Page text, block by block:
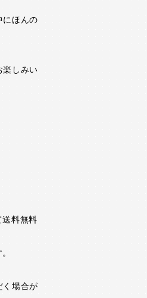
にほんの
楽しみい
送料無料
く場合が